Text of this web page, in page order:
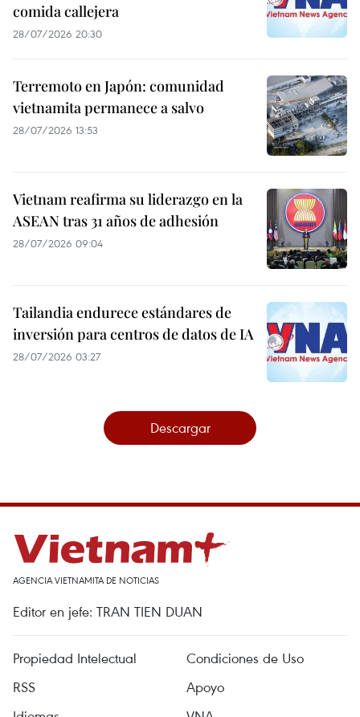
comida callejera
28/07/2026 20:30
Terremoto en Japón: comunidad
vietnamita permanece a salvo
28/07/2026 13:53
Vietnam reafirma su liderazgo en la
ASEAN tras 31 años de adhesión
28/07/2026 09:04
Tailandia endurece estándares de
inversión para centros de datos de IA
28/07/2026 03:27
Descargar
AGENCIA VIETNAMITA DE NOTICIAS
Editor en jefe: TRAN TIEN DUAN
Propiedad Intelectual
Condiciones de Uso
RSS
Apoyo